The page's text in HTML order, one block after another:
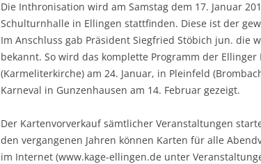
Die Inthronisation wird am Samstag dem 17. Januar
Schulturnhalle in Ellingen stattfinden. Diese ist der
Im Anschluss gab Präsident Siegfried Stöbich jun. die
bekannt. So wird das komplette Programm der
(Karmeliterkirche) am 24. Januar, in Pleinfeld
Karneval in Gunzenhausen am 14. Februar gezeigt.
Der Kartenvorverkauf sämtlicher Veranstaltungen
den vergangenen Jahren können Karten für alle
im Internet (www.kage-ellingen.de unter